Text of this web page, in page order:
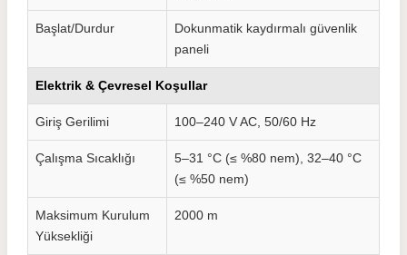
Başlat/Durdur
Dokunmatik kaydırmalı güvenlik
paneli
Elektrik & Çevresel Koşullar
Giriş Gerilimi 100–240 V AC, 50/60 Hz
Çalışma Sıcaklığı
5–31 °C (≤ %80 nem), 32–40 °C
(≤ %50 nem)
Maksimum Kurulum
Yüksekliği
2000 m